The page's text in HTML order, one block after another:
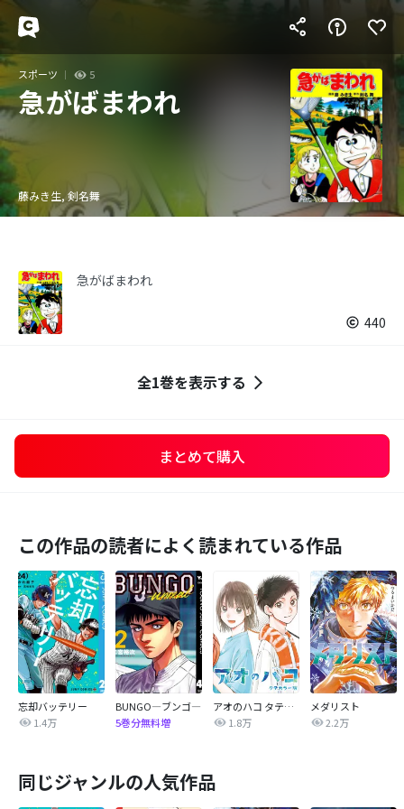
スポーツ 5
急がばまわれ
藤みき生, 剣名舞
急がばまわれ
440
全1巻を表示する
まとめて購入
この作品の読者によく読まれている作品
忘却バッテリー
1.4万
BUNGO―ブンゴ―
5巻分無料増
アオのハコ タテカラー版【タテヨミ】
1.8万
メダリスト
2.2万
同じジャンルの人気作品